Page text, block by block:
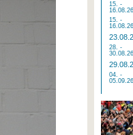
15. -
16.08.26
15. -
16.08.26
28. -
30.08.26
04. -
05.09.26